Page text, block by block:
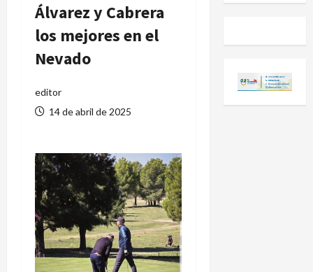
Álvarez y Cabrera
los mejores en el
Nevado
editor
14 de abril de 2025